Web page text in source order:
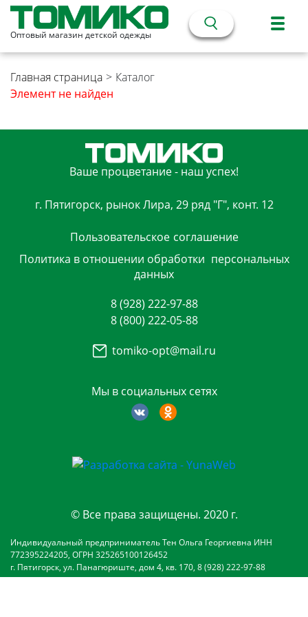
Оптовый магазин детской одежды
Главная страница > Каталог
Элемент не найден
Ваше процветание - наш успех!
г. Пятигорск, рынок Лира, 29 ряд "Г", конт. 12
Пользовательское соглашение
Политика в отношении обработки персональных
данных
Мы в социальных сетях
8 (928) 222-97-88
8 (800) 222-05-88
tomiko-opt@mail.ru
© Все права защищены. 2020 г.
Индивидуальный предприниматель Тен Ольга Георгиевна ИНН
772395224205, ОГРН 325265100126452
г. Пятигорск, ул. Панагюриште, дом 4, кв. 170, 8 (928) 222-97-88